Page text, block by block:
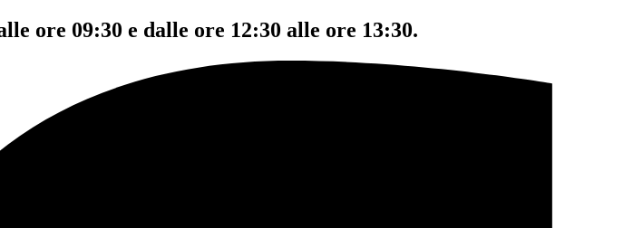
ore 09:30 e dalle ore 12:30 alle ore 13:30.